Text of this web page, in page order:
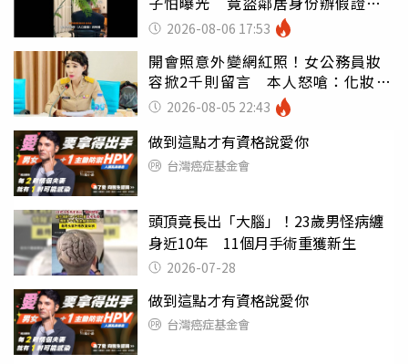
戶 2026-08-06 17:53
開會照意外變網紅照！女公務員妝
容掀2千則留言 本人怒嗆：化妝有
錯嗎2026-08-05 22:43
做到這點才有資格說愛你
台灣癌症基金會
頭頂竟長出「大腦」！23歲男怪病纏
身近10年 11個月手術重獲新生
2026-07-28
做到這點才有資格說愛你
台灣癌症基金會